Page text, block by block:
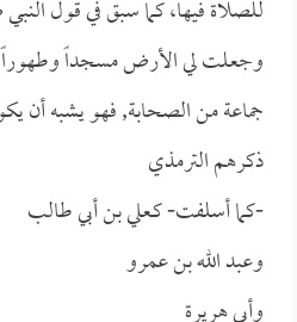
للصلاة فيها، كما سبق في قول
وجعلت لي الأرض مسجداً
جماعة من الصحابة, فهو يشبه أن
ذكرهمالترمذي
-كما أسلفت- كـعلي بن أبي طالب
وعبد الله بن عمرو